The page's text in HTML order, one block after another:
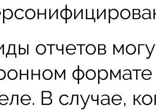
отчетов
В случае,